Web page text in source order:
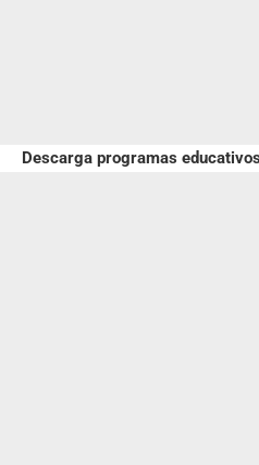
Descarga programas